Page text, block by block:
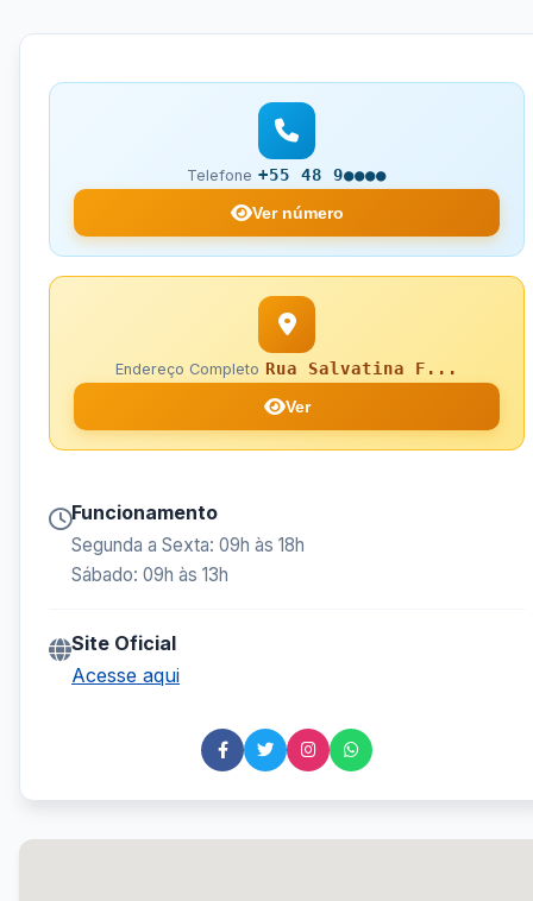
Telefone +55 48 9●●●●
Ver número
Endereço Completo Rua Salvatina F...
Ver
Funcionamento
Segunda a Sexta: 09h às 18h
Sábado: 09h às 13h
Site Oficial
Acesse aqui